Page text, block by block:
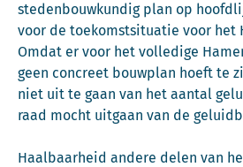
stedenbouwkundig plan op
voor de toekomstsituatie voor het
Omdat er voor het volledige
geen concreet bouwplan hoeft te
niet uit te gaan van het aantal
raad mocht uitgaan van de
Haalbaarheid andere delen van